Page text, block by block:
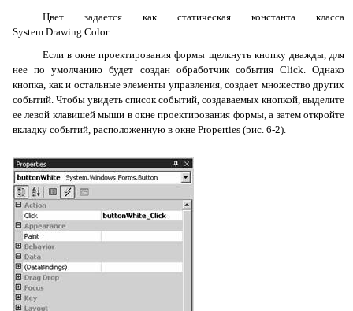
Цвет задается как статическая константа класса
System.Drawing.Color.
Если в окне проектирования формы щелкнуть кнопку дважды, для
нее по умолчанию будет создан обработчик события Click. Однако
кнопка, как и остальные элементы управления, создает множество других
событий. Чтобы увидеть список событий, создаваемых кнопкой, выделите
ее левой клавишей мыши в окне проектирования формы, а затем откройте
вкладку событий, расположенную в окне Properties (рис. 6-2).